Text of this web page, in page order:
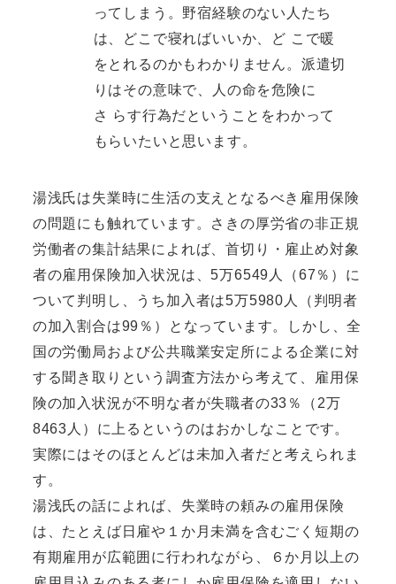
ってしまう。野宿経験のない人たち
は、どこで寝ればいいか、ど こで暖
をとれるのかもわかりません。派遣切
りはその意味で、人の命を危険に
さ らす行為だということをわかって
もらいたいと思います。
湯浅氏は失業時に生活の支えとなるべき雇用保険
の問題にも触れています。さきの厚労省の非正規
労働者の集計結果によれば、首切り・雇止め対象
者の雇用保険加入状況は、5万6549人（67％）に
ついて判明し、うち加入者は5万5980人（判明者
の加入割合は99％）となっています。しかし、全
国の労働局および公共職業安定所による企業に対
する聞き取りという調査方法から考えて、雇用保
険の加入状況が不明な者が失職者の33％（2万
8463人）に上るというのはおかしなことです。
実際にはそのほとんどは未加入者だと考えられま
す。
湯浅氏の話によれば、失業時の頼みの雇用保険
は、たとえば日雇や１か月未満を含むごく短期の
有期雇用が広範囲に行われながら、６か月以上の